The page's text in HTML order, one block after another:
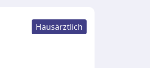
Hausärztlich